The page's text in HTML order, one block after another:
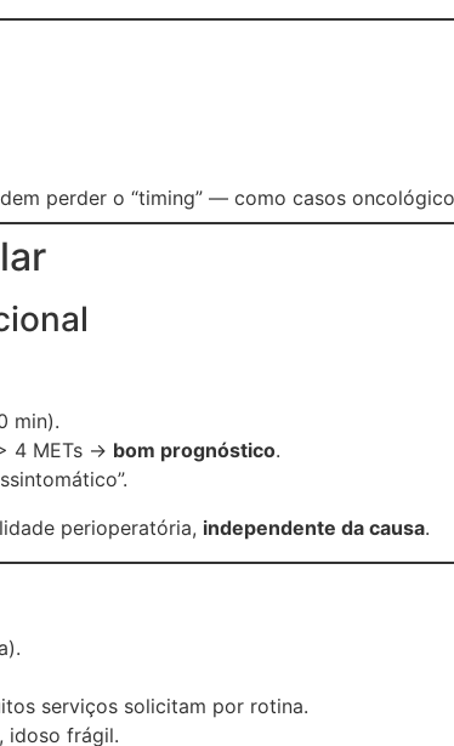
perder o “timing” — como casos
min).
4 METs → bom prognóstico.
perioperatória, independente da causa.
serviços solicitam por rotina.
idoso frágil.